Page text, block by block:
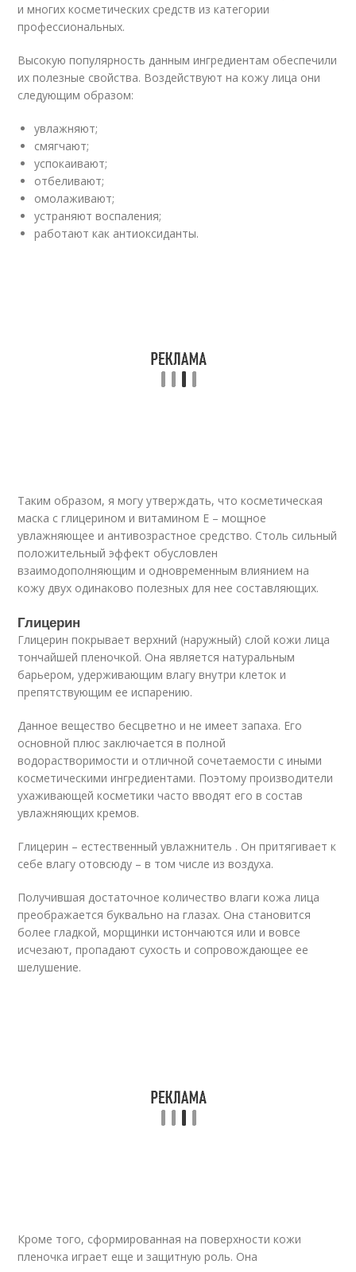
и многих косметических средств из категории
профессиональных.
Высокую популярность данным ингредиентам обеспечили
их полезные свойства. Воздействуют на кожу лица они
следующим образом:
увлажняют;
смягчают;
успокаивают;
отбеливают;
омолаживают;
устраняют воспаления;
работают как антиоксиданты.
Таким образом, я могу утверждать, что косметическая
маска с глицерином и витамином Е – мощное
увлажняющее и антивозрастное средство. Столь сильный
положительный эффект обусловлен
взаимодополняющим и одновременным влиянием на
кожу двух одинаково полезных для нее составляющих.
Глицерин
Глицерин покрывает верхний (наружный) слой кожи лица
тончайшей пленочкой. Она является натуральным
барьером, удерживающим влагу внутри клеток и
препятствующим ее испарению.
Данное вещество бесцветно и не имеет запаха. Его
основной плюс заключается в полной
водорастворимости и отличной сочетаемости с иными
косметическими ингредиентами. Поэтому производители
ухаживающей косметики часто вводят его в состав
увлажняющих кремов.
Глицерин – естественный увлажнитель . Он притягивает к
себе влагу отовсюду – в том числе из воздуха.
Получившая достаточное количество влаги кожа лица
преображается буквально на глазах. Она становится
более гладкой, морщинки истончаются или и вовсе
исчезают, пропадают сухость и сопровождающее ее
шелушение.
Кроме того, сформированная на поверхности кожи
пленочка играет еще и защитную роль. Она